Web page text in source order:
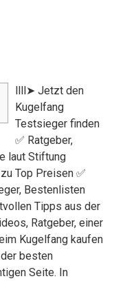
llll➤ Jetzt den
Kugelfang
Testsieger finden
✅ Ratgeber,
laut Stiftung
Top Preisen ✅
Bestenlisten
Tipps aus der
Ratgeber, einer
Kugelfang kaufen
besten
Seite. In